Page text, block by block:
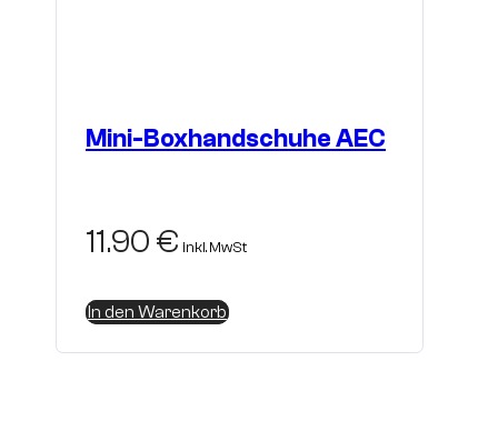
Mini-Boxhandschuhe AEC
11.90 € inkl. MwSt
In den Warenkorb